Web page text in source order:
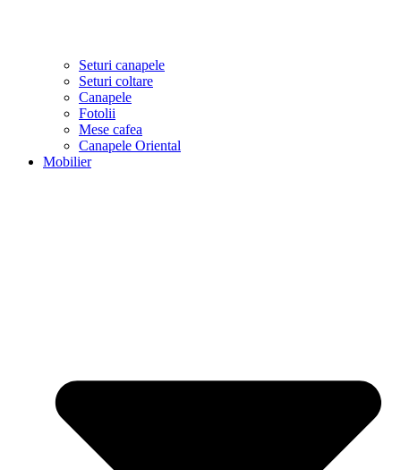
Seturi canapele
Seturi coltare
Canapele
Fotolii
Mese cafea
Canapele Oriental
Mobilier